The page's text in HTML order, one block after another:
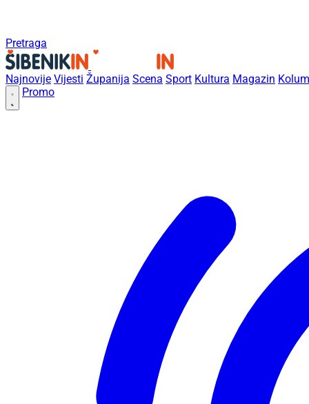
Pretraga
Najnovije Vijesti Županija Scena Sport Kultura Magazin
Promo